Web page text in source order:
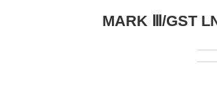
MARK Ⅲ/GST